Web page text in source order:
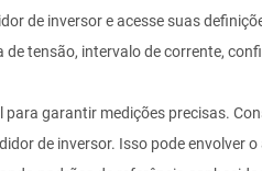
de inversor e acesse suas
tensão, intervalo de corrente,
para garantir medições precisas.
de inversor. Isso pode envolver